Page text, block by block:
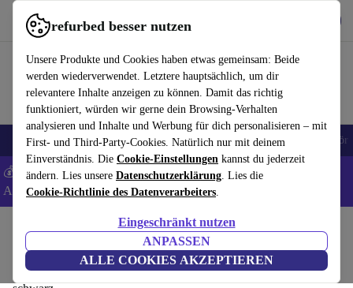
refurbed besser nutzen
Unsere Produkte und Cookies haben etwas gemeinsam: Beide
werden wiederverwendet. Letztere hauptsächlich, um dir
relevantere Inhalte anzeigen zu können. Damit das richtig
funktioniert, würden wir gerne dein Browsing-Verhalten
analysieren und Inhalte und Werbung für dich personalisieren – mit
First- und Third-Party-Cookies. Natürlich nur mit deinem
Einverständnis. Die Cookie-Einstellungen kannst du jederzeit
ändern. Lies unsere Datenschutzerklärung. Lies die
Cookie-Richtlinie des Datenverarbeiters.
Eingeschränkt nutzen
ANPASSEN
ALLE COOKIES AKZEPTIEREN
refurbed schnell und einfach nutzen
🎒 Back to school Handys Laptops Tablets Smartwatches Zubehör
💰 Extra -8% auf Samsung- und Google-Smartphones - Code:
ANDROID8 -AGB
Haushalt Möbel
Elegant Pendelleuchte Schwarz